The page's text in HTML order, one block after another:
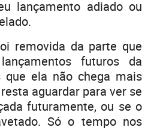
lançamento adiado ou
removida da parte que
futuros da
que ela não chega mais
aguardar para ver se
futuramente, ou se o
Só o tempo nos